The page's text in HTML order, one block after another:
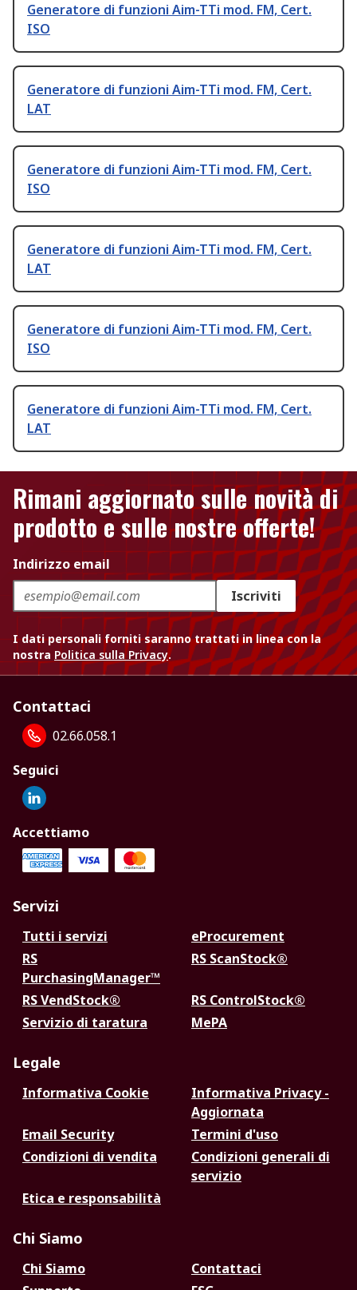
Generatore di funzioni Aim-TTi mod. FM, Cert.
ISO
Generatore di funzioni Aim-TTi mod. FM, Cert.
LAT
Generatore di funzioni Aim-TTi mod. FM, Cert.
ISO
Generatore di funzioni Aim-TTi mod. FM, Cert.
LAT
Generatore di funzioni Aim-TTi mod. FM, Cert.
ISO
Generatore di funzioni Aim-TTi mod. FM, Cert.
LAT
Rimani aggiornato sulle novità di
prodotto e sulle nostre offerte!
Indirizzo email
Iscriviti
I dati personali forniti saranno trattati in linea con la
nostra Politica sulla Privacy.
Contattaci
02.66.058.1
Seguici
Accettiamo
Servizi
Tutti i servizi
eProcurement
RS
PurchasingManager™
RS ScanStock®
RS VendStock®
RS ControlStock®
Servizio di taratura
MePA
Legale
Informativa Cookie
Informativa Privacy -
Aggiornata
Email Security
Termini d'uso
Condizioni di vendita
Condizioni generali di
servizio
Etica e responsabilità
Chi Siamo
Chi Siamo
Contattaci